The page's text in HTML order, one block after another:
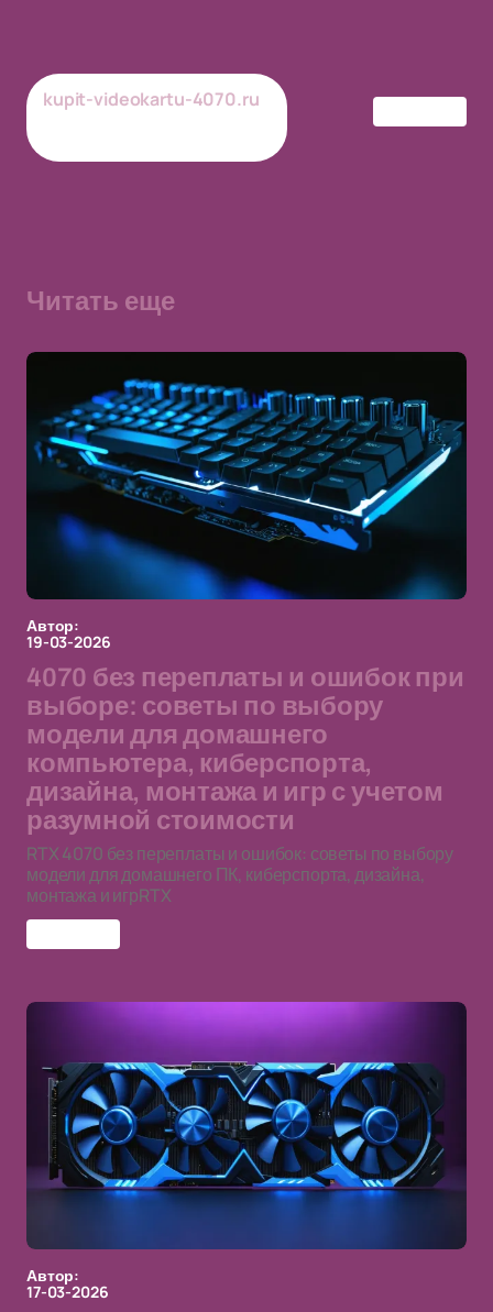
kupit-videokartu-4070.ru
Читать еще
Автор:
19-03-2026
4070 без переплаты и ошибок при
выборе: советы по выбору
модели для домашнего
компьютера, киберспорта,
дизайна, монтажа и игр с учетом
разумной стоимости
RTX 4070 без переплаты и ошибок: советы по выбору
модели для домашнего ПК, киберспорта, дизайна,
монтажа и игрRTX
Автор:
17-03-2026